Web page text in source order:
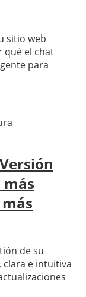
sitio web
qué el chat
para
más
de su
clara e intuitiva